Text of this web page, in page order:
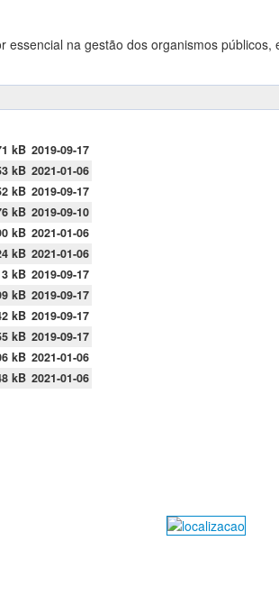
essencial na gestão dos organismos
kB 2019-09-17
kB 2021-01-06
kB 2019-09-17
kB 2019-09-10
kB 2021-01-06
kB 2021-01-06
kB 2019-09-17
kB 2019-09-17
kB 2019-09-17
kB 2019-09-17
kB 2021-01-06
kB 2021-01-06